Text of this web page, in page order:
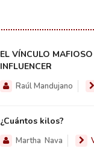
EL VÍNCULO
INFLUENCER
Raúl Mandujano
¿Cuántos kilos?
Martha Nava